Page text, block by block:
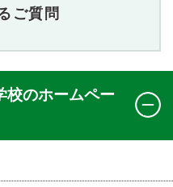
ご質問
校のホームペー